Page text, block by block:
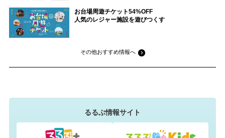
お台場周遊チケット54%OFF
人気のレジャー施設を遊びつくす
その他おすすめ情報へ
るるぶ情報サイト